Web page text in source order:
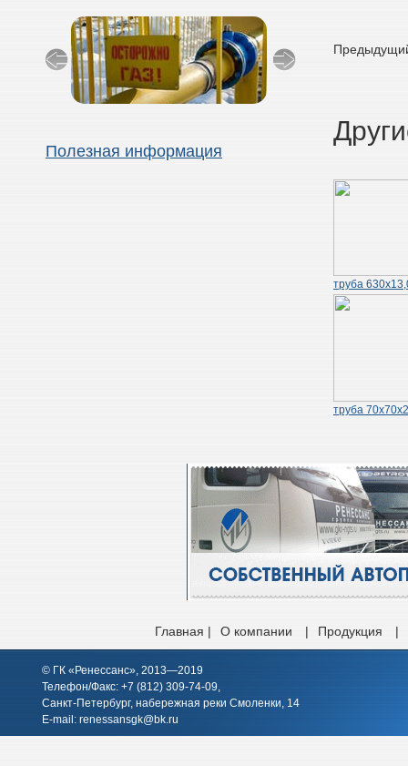
Полезная информация
труба
труба
Главная | О компании | Продукция |
© ГК «Ренессанс», 2013—2019
Телефон/Факс: +7 (812) 309-74-09,
Санкт-Петербург, набережная реки Смоленки, 14
E-mail: renessansgk@bk.ru